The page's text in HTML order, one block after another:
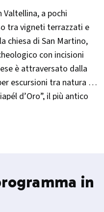
Valtellina, a pochi
tra vigneti terrazzati e
chiesa di San Martino,
con incisioni
è attraversato dalla
escursioni tra natura e
d’Oro”, il più antico
tra i vigneti.
in